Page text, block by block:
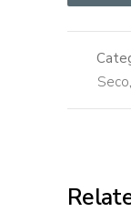
Seco,